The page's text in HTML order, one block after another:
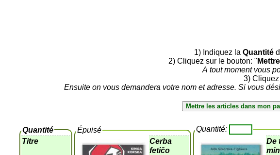
1) Indiquez la Quantité
2) Cliquez sur le bouton: "
A tout moment vous
3)
Ensuite on vous demandera votre nom et adresse. Si vous
Quantité
Titre
Épuisé
Cerba
fetiĉo
Quantité:
De